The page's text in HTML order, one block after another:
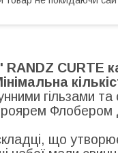
CURTE
гільзами
Флобером
що